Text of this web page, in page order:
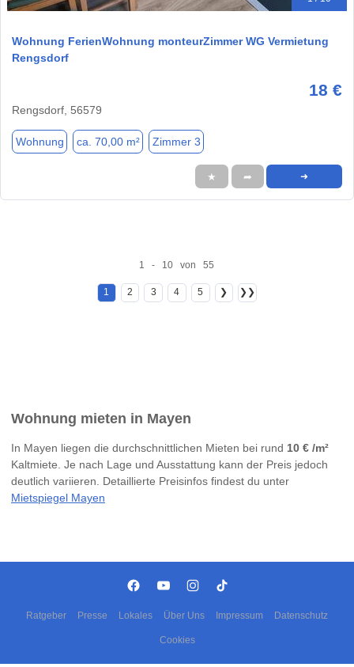
Wohnung FerienWohnung monteurZimmer WG Vermietung
Rengsdorf
18 €
Rengsdorf, 56579
Wohnung ca. 70,00 m² Zimmer 3
★ ➦ ➜
1 - 10 von 55
1 2 3 4 5 ❯ ❯❯
Wohnung mieten in Mayen
In Mayen liegen die durchschnittlichen Mieten bei rund 10 € /m²
Kaltmiete. Je nach Lage und Ausstattung kann der Preis jedoch
deutlich variieren. Detaillierte Preisinfos findest du unter
Mietspiegel Mayen
Ratgeber Presse Lokales Über Uns Impressum Datenschutz
Cookies